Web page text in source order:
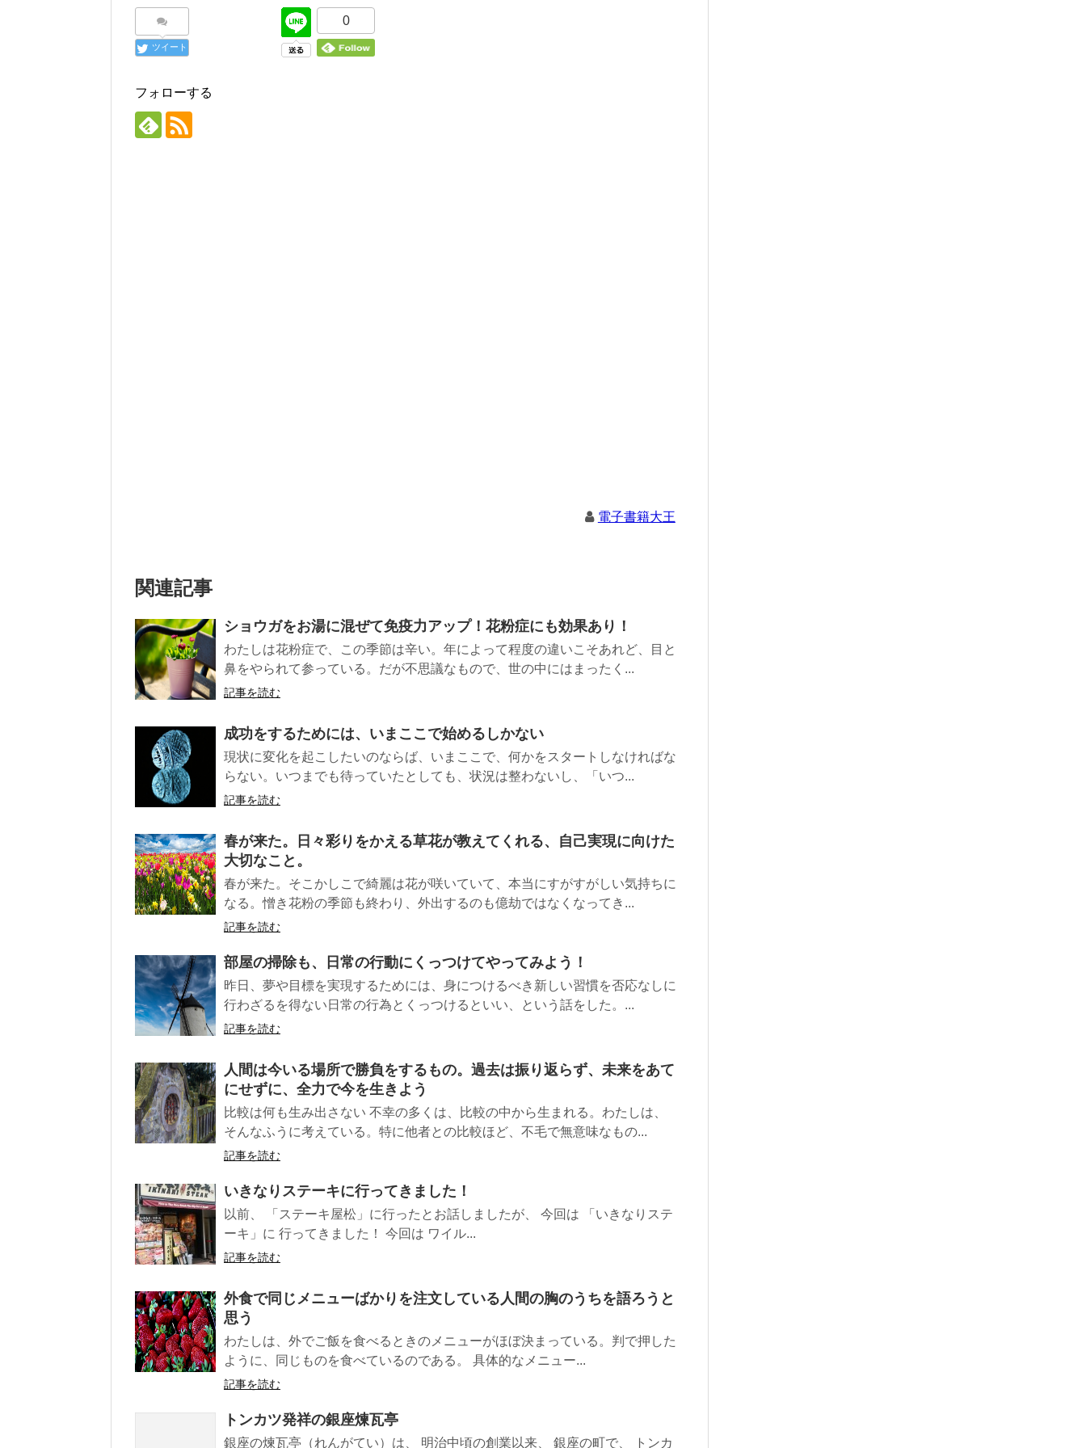
ツイート
0
フォローする
電子書籍大王
関連記事
ショウガをお湯に混ぜて免疫力アップ！花粉症にも効果あり！
わたしは花粉症で、この季節は辛い。年によって程度の違いこそあれど、目と
鼻をやられて参っている。だが不思議なもので、世の中にはまったく...
記事を読む
成功をするためには、いまここで始めるしかない
現状に変化を起こしたいのならば、いまここで、何かをスタートしなければな
らない。いつまでも待っていたとしても、状況は整わないし、「いつ...
記事を読む
春が来た。日々彩りをかえる草花が教えてくれる、自己実現に向けた
大切なこと。
春が来た。そこかしこで綺麗は花が咲いていて、本当にすがすがしい気持ちに
なる。憎き花粉の季節も終わり、外出するのも億劫ではなくなってき...
記事を読む
部屋の掃除も、日常の行動にくっつけてやってみよう！
昨日、夢や目標を実現するためには、身につけるべき新しい習慣を否応なしに
行わざるを得ない日常の行為とくっつけるといい、という話をした。...
記事を読む
人間は今いる場所で勝負をするもの。過去は振り返らず、未来をあて
にせずに、全力で今を生きよう
比較は何も生み出さない 不幸の多くは、比較の中から生まれる。わたしは、
そんなふうに考えている。特に他者との比較ほど、不毛で無意味なもの...
記事を読む
いきなりステーキに行ってきました！
以前、 「ステーキ屋松」に行ったとお話しましたが、 今回は 「いきなりステ
ーキ」に 行ってきました！ 今回は ワイル...
記事を読む
外食で同じメニューばかりを注文している人間の胸のうちを語ろうと
思う
わたしは、外でご飯を食べるときのメニューがほぼ決まっている。判で押した
ように、同じものを食べているのである。 具体的なメニュー...
記事を読む
トンカツ発祥の銀座煉瓦亭
銀座の煉瓦亭（れんがてい）は、 明治中頃の創業以来、 銀座の町で、 トンカ